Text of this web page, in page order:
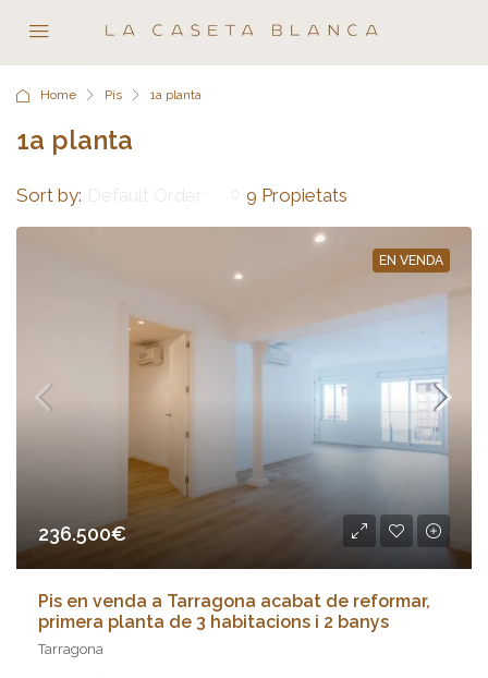
Home Pis 1a planta
1a planta
9 Propietats
Sort by: Default Order
EN VENDA
236.500€
Pis en venda a Tarragona acabat de reformar,
primera planta de 3 habitacions i 2 banys
Tarragona